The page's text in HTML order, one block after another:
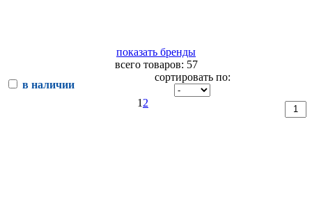
показать бренды
всего товаров: 57
в наличии
сортировать по:
1 2